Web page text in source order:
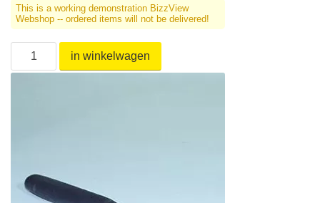
This is a working demonstration BizzView
Webshop -- ordered items will not be delivered!
in winkelwagen